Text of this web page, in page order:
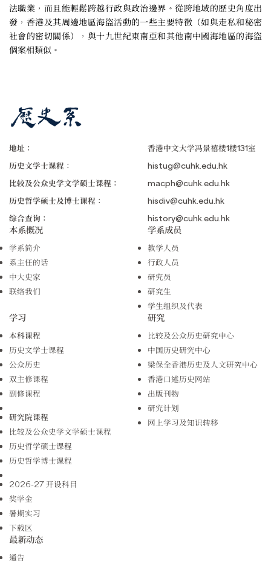
法職業，而且能輕鬆跨越行政與政治邊界。從跨地域的歷史角度出
發，香港及其周邊地區海盜活動的一些主要特徵（如與走私和秘密
社會的密切關係），與十九世紀東南亞和其他南中國海地區的海盜
個案相類似。
地址：
香港中文大学冯景禧楼1楼131室
历史文学士课程：
histug@cuhk.edu.hk
比较及公众史学文学硕士课程：
macph@cuhk.edu.hk
历史哲学硕士及博士课程：
hisdiv@cuhk.edu.hk
综合查询：
history@cuhk.edu.hk
本系概况
学系简介
系主任的话
中大史家
联络我们
学系成员
教学人员
行政人员
研究员
研究生
学生组织及代表
学习
本科课程
历史文学士课程
公众历史
双主修课程
副修课程
研究院课程
比较及公众史学文学硕士课程
历史哲学硕士课程
历史哲学博士课程
2026-27 开设科目
奖学金
暑期实习
下载区
研究
比较及公众历史研究中心
中国历史研究中心
梁保全香港历史及人文研究中心
香港口述历史网站
出版刊物
研究计划
网上学习及知识转移
最新动态
通告